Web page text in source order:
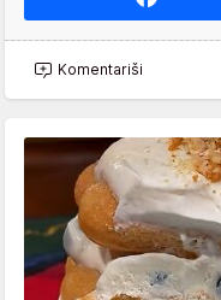
Komentariši